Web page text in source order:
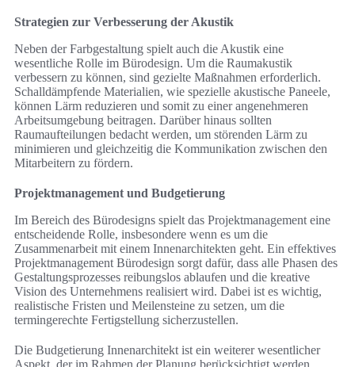
Strategien zur Verbesserung der Akustik
Neben der Farbgestaltung spielt auch die Akustik eine
wesentliche Rolle im Bürodesign. Um die Raumakustik
verbessern zu können, sind gezielte Maßnahmen erforderlich.
Schalldämpfende Materialien, wie spezielle akustische Paneele,
können Lärm reduzieren und somit zu einer angenehmeren
Arbeitsumgebung beitragen. Darüber hinaus sollten
Raumaufteilungen bedacht werden, um störenden Lärm zu
minimieren und gleichzeitig die Kommunikation zwischen den
Mitarbeitern zu fördern.
Projektmanagement und Budgetierung
Im Bereich des Bürodesigns spielt das Projektmanagement eine
entscheidende Rolle, insbesondere wenn es um die
Zusammenarbeit mit einem Innenarchitekten geht. Ein effektives
Projektmanagement Bürodesign sorgt dafür, dass alle Phasen des
Gestaltungsprozesses reibungslos ablaufen und die kreative
Vision des Unternehmens realisiert wird. Dabei ist es wichtig,
realistische Fristen und Meilensteine zu setzen, um die
termingerechte Fertigstellung sicherzustellen.
Die Budgetierung Innenarchitekt ist ein weiterer wesentlicher